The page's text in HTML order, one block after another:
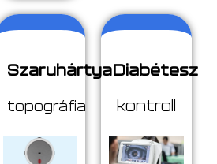
Szaruhártya
topográfia
Diabétesz
kontroll